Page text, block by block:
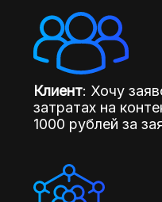
Клиент: Хочу
затратах на
1000 рублей за